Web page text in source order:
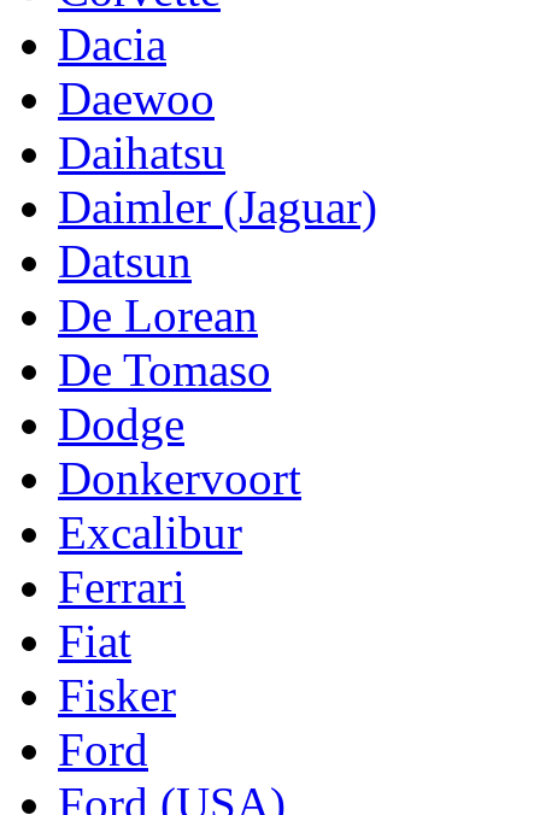
Dacia
Daewoo
Daihatsu
Daimler (Jaguar)
Datsun
De Lorean
De Tomaso
Dodge
Donkervoort
Excalibur
Ferrari
Fiat
Fisker
Ford
Ford (USA)